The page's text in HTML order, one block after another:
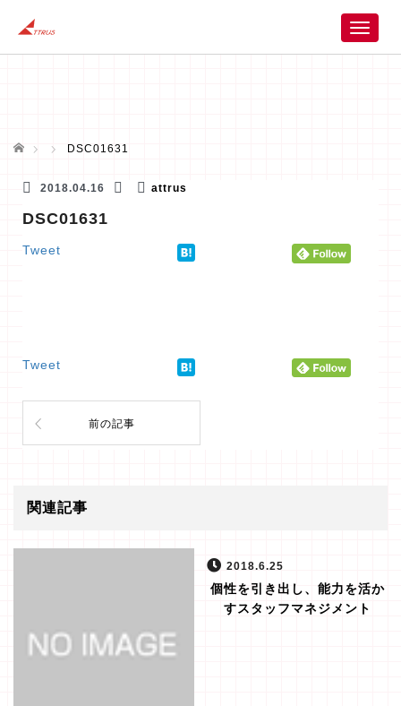
T
ホーム DSC01631
2018.04.16 attrus
DSC01631
Tweet
Tweet
前の記事
関連記事
2018.6.25
個性を引き出し、能力を活か
すスタッフマネジメント